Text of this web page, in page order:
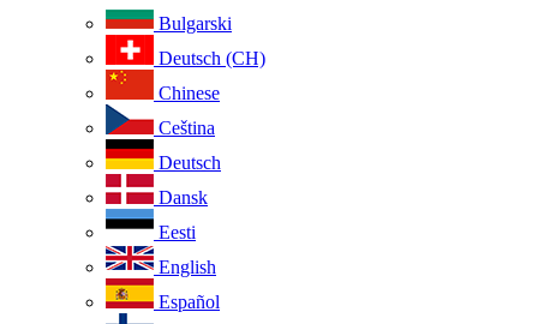
Bulgarski
Deutsch (CH)
Chinese
Ceština
Deutsch
Dansk
Eesti
English
Español